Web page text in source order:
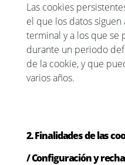
Las cookies
el que los datos
terminal y a los que se
durante un periodo
de la cookie, y que
varios años.
2. Finalidades de las
/ Configuración y